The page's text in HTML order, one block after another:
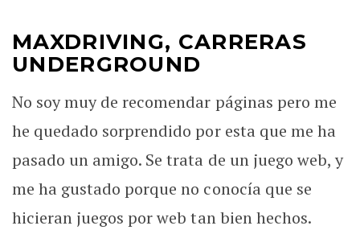
MAXDRIVING, CARRERAS
UNDERGROUND
No soy muy de recomendar páginas pero me
he quedado sorprendido por esta que me ha
pasado un amigo. Se trata de un juego web, y
me ha gustado porque no conocía que se
hicieran juegos por web tan bien hechos.